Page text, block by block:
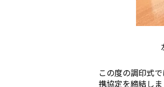
この度の調印式
携協定を締結しま
5分でわかる！RemoteLOCKの
3分でわかる！RemoteLOCK機